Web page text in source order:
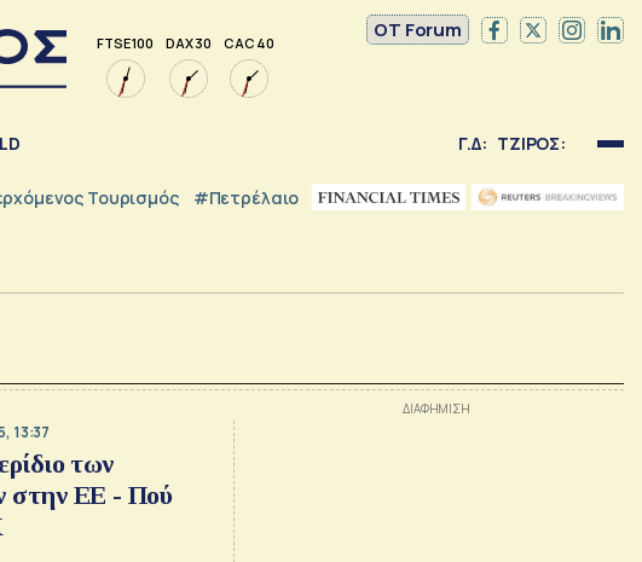
FTSE 100 DAX 30 CAC 40
OT Forum
Γ.Δ: ΤΖΙΡΟΣ:
Τουρισμός #Πετρέλαιο
13:37
των
στην ΕΕ - Πού